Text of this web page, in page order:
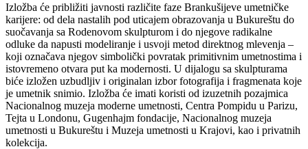
Izložba će približiti javnosti različite faze Brankušijeve umetničke
karijere: od dela nastalih pod uticajem obrazovanja u Bukureštu do
suočavanja sa Rodenovom skulpturom i do njegove radikalne
odluke da napusti modeliranje i usvoji metod direktnog mlevenja –
koji označava njegov simbolički povratak primitivnim umetnostima i
istovremeno otvara put ka modernosti. U dijalogu sa skulpturama
biće izložen uzbudljiv i originalan izbor fotografija i fragmenata koje
je umetnik snimio. Izložba će imati koristi od izuzetnih pozajmica
Nacionalnog muzeja moderne umetnosti, Centra Pompidu u Parizu,
Tejta u Londonu, Gugenhajm fondacije, Nacionalnog muzeja
umetnosti u Bukureštu i Muzeja umetnosti u Krajovi, kao i privatnih
kolekcija.